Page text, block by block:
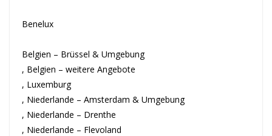
Benelux
Belgien – Brüssel & Umgebung
, Belgien – weitere Angebote
, Luxemburg
, Niederlande – Amsterdam & Umgebung
, Niederlande – Drenthe
, Niederlande – Flevoland